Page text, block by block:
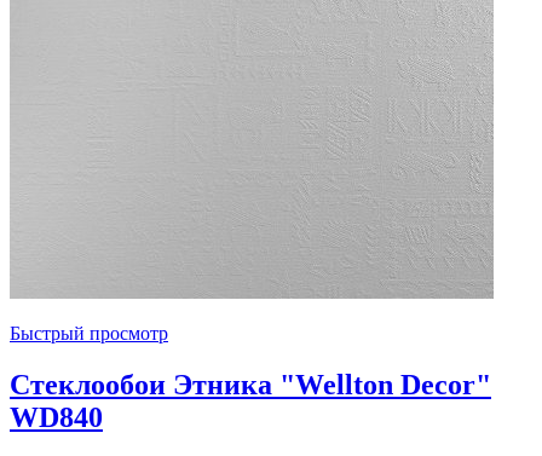
Быстрый просмотр
Стеклообои Этника "Wellton Decor"
WD840